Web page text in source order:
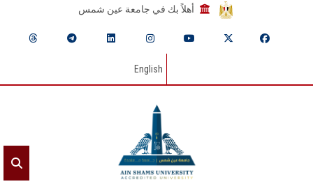
أهلاً بك في جامعة عين شمس
English